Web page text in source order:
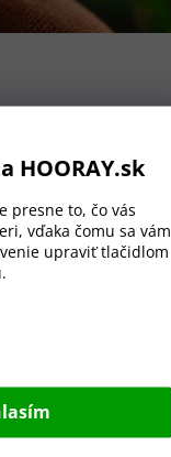
HOORAY.sk
presne to, čo vás
vďaka čomu sa vám
upraviť tlačidlom